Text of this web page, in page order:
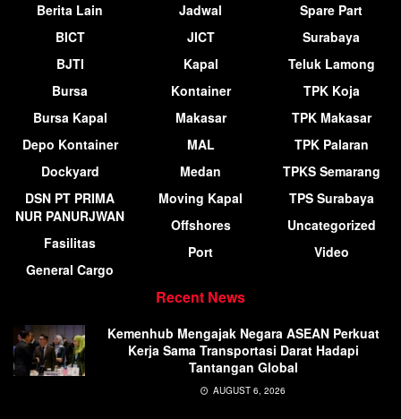
Berita Lain
BICT
BJTI
Bursa
Bursa Kapal
Depo Kontainer
Dockyard
DSN PT PRIMA
NUR PANURJWAN
Fasilitas
General Cargo
Jadwal
JICT
Kapal
Kontainer
Makasar
MAL
Medan
Moving Kapal
Offshores
Port
Spare Part
Surabaya
Teluk Lamong
TPK Koja
TPK Makasar
TPK Palaran
TPKS Semarang
TPS Surabaya
Uncategorized
Video
Recent News
Kemenhub Mengajak Negara ASEAN Perkuat
Kerja Sama Transportasi Darat Hadapi
Tantangan Global
AUGUST 6, 2026